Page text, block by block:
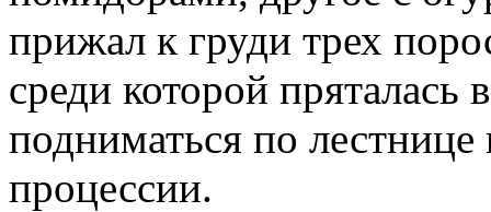
прижал к груди трех
среди которой пряталась
подниматься по
процессии.